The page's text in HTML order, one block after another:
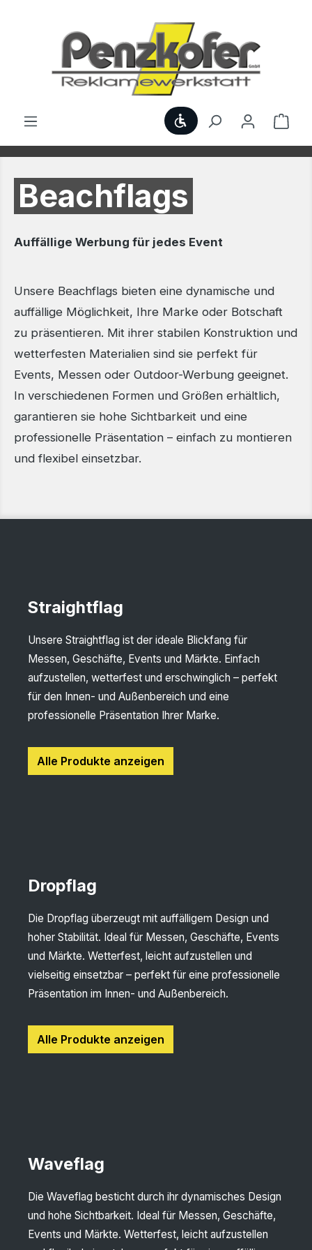
Werkzeugleiste
Beachflags
Auffällige Werbung für jedes Event
Unsere Beachflags bieten eine dynamische und
auffällige Möglichkeit, Ihre Marke oder Botschaft
zu präsentieren. Mit ihrer stabilen Konstruktion und
wetterfesten Materialien sind sie perfekt für
Events, Messen oder Outdoor-Werbung geeignet.
In verschiedenen Formen und Größen erhältlich,
garantieren sie hohe Sichtbarkeit und eine
professionelle Präsentation – einfach zu montieren
und flexibel einsetzbar.
Straightflag
Unsere Straightflag ist der ideale Blickfang für
Messen, Geschäfte, Events und Märkte. Einfach
aufzustellen, wetterfest und erschwinglich – perfekt
für den Innen- und Außenbereich und eine
professionelle Präsentation Ihrer Marke.
Alle Produkte anzeigen
Dropflag
Die Dropflag überzeugt mit auffälligem Design und
hoher Stabilität. Ideal für Messen, Geschäfte, Events
und Märkte. Wetterfest, leicht aufzustellen und
vielseitig einsetzbar – perfekt für eine professionelle
Präsentation im Innen- und Außenbereich.
Alle Produkte anzeigen
Waveflag
Die Waveflag besticht durch ihr dynamisches Design
und hohe Sichtbarkeit. Ideal für Messen, Geschäfte,
Events und Märkte. Wetterfest, leicht aufzustellen